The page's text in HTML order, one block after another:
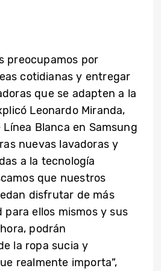
preocupamos por
cotidianas y entregar
que se adapten a la
Leonardo Miranda,
Blanca en Samsung
nuevas lavadoras y
a la tecnología
que nuestros
disfrutar de más
para ellos mismos y sus
podrán
la ropa sucia y
realmente importa”,